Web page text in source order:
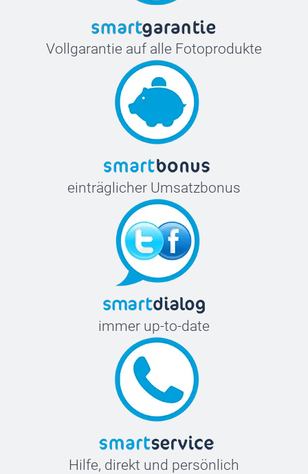
Vollgarantie auf alle Fotoprodukte
einträglicher Umsatzbonus
immer up-to-date
Hilfe, direkt und persönlich